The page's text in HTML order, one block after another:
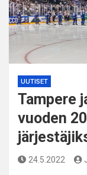
UUTISET
Tampere
vuoden
24.5.2022